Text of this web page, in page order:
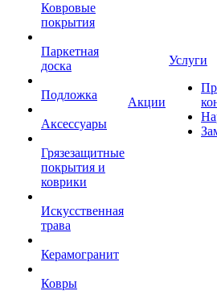
Ковровые
покрытия
Паркетная
доска
Подложка
Аксессуары
Грязезащитные
покрытия и
коврики
Искусственная
трава
Керамогранит
Ковры
Акции
Услуги